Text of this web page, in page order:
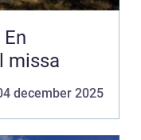
missa
december 2025